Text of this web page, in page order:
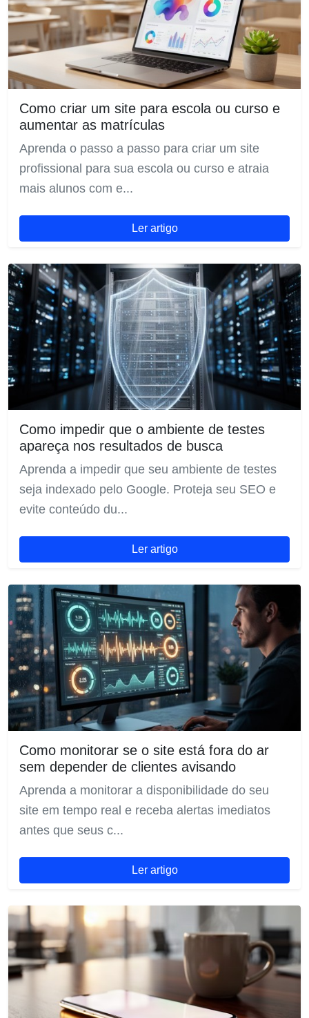
Como criar um site para escola ou curso e
aumentar as matrículas
Aprenda o passo a passo para criar um site
profissional para sua escola ou curso e atraia
mais alunos com e...
Ler artigo
Como impedir que o ambiente de testes
apareça nos resultados de busca
Aprenda a impedir que seu ambiente de testes
seja indexado pelo Google. Proteja seu SEO e
evite conteúdo du...
Ler artigo
Como monitorar se o site está fora do ar
sem depender de clientes avisando
Aprenda a monitorar a disponibilidade do seu
site em tempo real e receba alertas imediatos
antes que seus c...
Ler artigo